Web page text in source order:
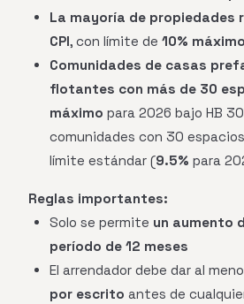
La mayoría de propiedades
CPI, con límite de 10% máximo
Comunidades de casas
flotantes con más de 30
máximo para 2026 bajo HB
comunidades con 30
límite estándar (9.5% para
Reglas importantes:
Solo se permite un aumento
período de 12 meses
El arrendador debe dar al
por escrito antes de